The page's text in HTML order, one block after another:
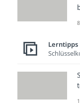
Lerntipps